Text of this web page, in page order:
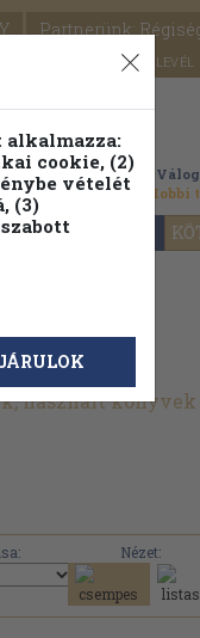
Partnerünk:
SEGÍTSÉG HÍRLEVÉL
OLVASMÁNYOK
fa
Hobbi
használt könyvek
Nézet:
cookie, (2)
vételét
(3)